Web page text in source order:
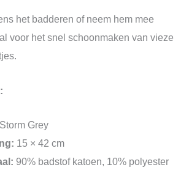
het badderen of neem hem mee
voor het snel schoonmaken van vieze
Storm Grey
15 × 42 cm
90% badstof katoen, 10% polyester